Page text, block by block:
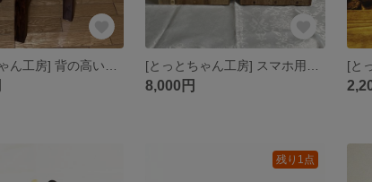
8,000円
残り1点